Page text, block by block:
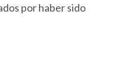
por haber sido